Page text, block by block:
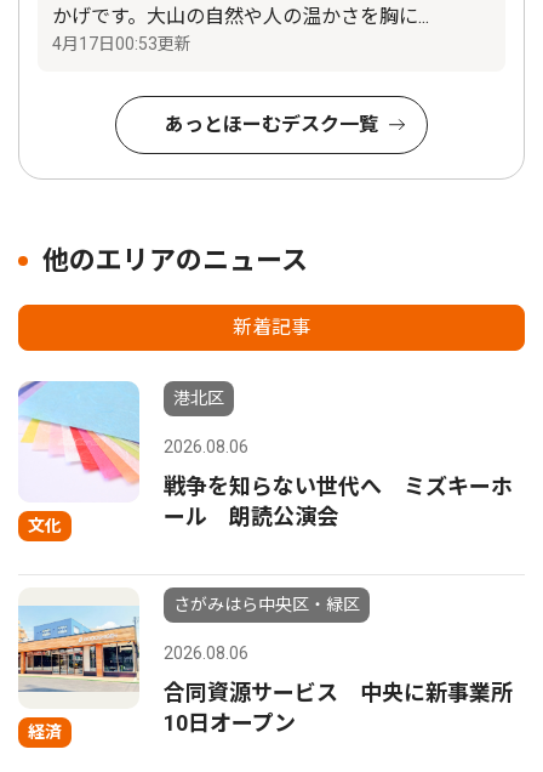
かげです。大山の自然や人の温かさを胸に...
4月17日00:53更新
あっとほーむデスク一覧
他のエリアのニュース
新着記事
文化
港北区
2026.08.06
戦争を知らない世代へ ミズキーホ
ール 朗読公演会
経済
さがみはら中央区・緑区
2026.08.06
合同資源サービス 中央に新事業所
10日オープン